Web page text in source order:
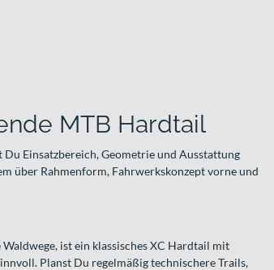
MTB Hardtail
Einsatzbereich, Geometrie und Ausstattung
über Rahmenform, Fahrwerkskonzept vorne und
ist ein klassisches XC Hardtail mit
Planst Du regelmäßig technischere Trails,